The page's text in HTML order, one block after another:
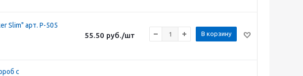
Slim" арт. Р-505
55.50 руб./шт В корзину
с